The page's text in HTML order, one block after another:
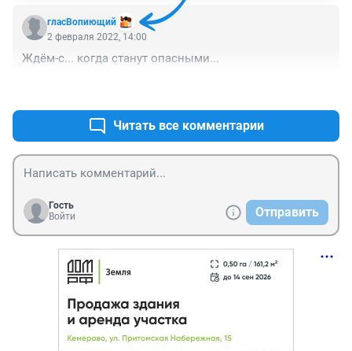
гласВопиющий
2 февраля 2022, 14:00
Ждём-с... когда станут опасными...
Читать все комментарии
Гость
Войти
Отправить